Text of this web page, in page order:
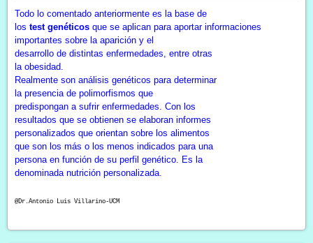
Todo lo comentado anteriormente es la base de
los test genéticos que se aplican para aportar informaciones
importantes sobre la aparición y el
desarrollo de distintas enfermedades, entre otras
la obesidad.
Realmente son análisis genéticos para determinar
la presencia de polimorfismos que
predispongan a sufrir enfermedades. Con los
resultados que se obtienen se elaboran informes
personalizados que orientan sobre los alimentos
que son los más o los menos indicados para una
persona en función de su perfil genético. Es la
denominada nutrición personalizada.
@Dr.Antonio Luis Villarino-UCM